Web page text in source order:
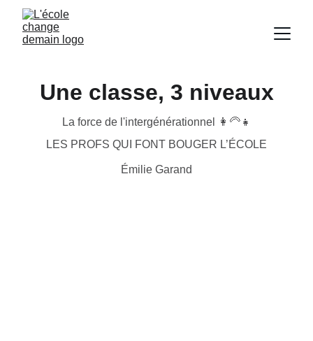
Une classe, 3 niveaux
La force de l'intergénérationnel 👩‍🦳👧
LES PROFS QUI FONT BOUGER L’ÉCOLE
Émilie Garand